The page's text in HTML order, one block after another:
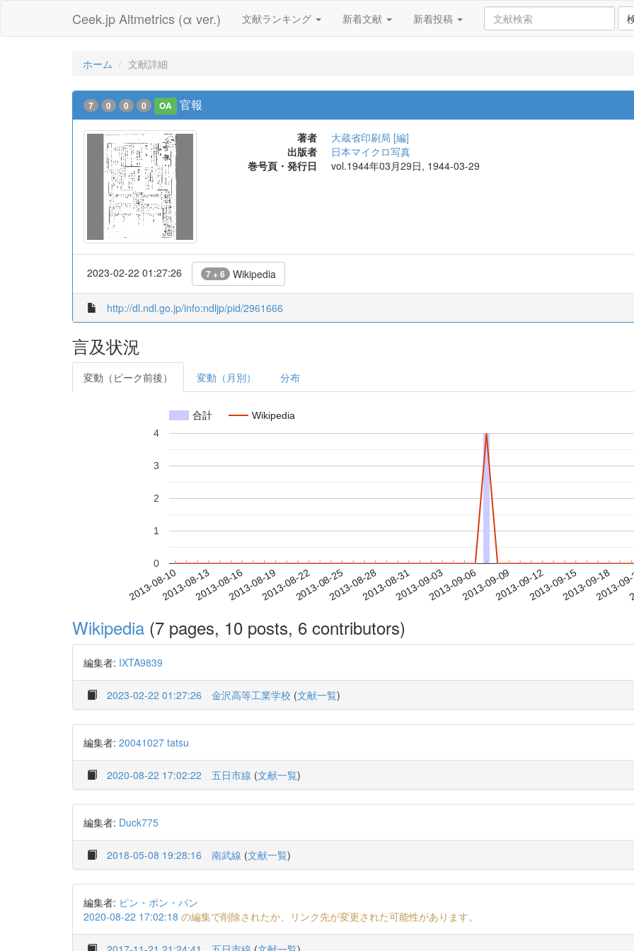
Ceek.jp Altmetrics (α ver.) 文献ランキング 新着文献 新着投稿
ホーム 文献詳細
7 0 0 0 OA 官報
著者
大蔵省印刷局 [編]
出版者
日本マイクロ写真
巻号頁・発行日
vol.1944年03月29日, 1944-03-29
2023-02-22 01:27:26 7 + 6 Wikipedia
http://dl.ndl.go.jp/info:ndljp/pid/2961666
言及状況
変動（ピーク前後） 変動（月別） 分布
合計 Wikipedia
2013-08-102013-08-132013-08-162013-08-192013-08-222013-08-252013-08-282013-08-312013-09-032013-09-062013-09-092013-09-122013-09-152013-09-18
2013-
0
1
2
3
4
Wikipedia (7 pages, 10 posts, 6 contributors)
編集者: IXTA9839
2023-02-22 01:27:26 金沢高等工業学校 (文献一覧)
編集者: 20041027 tatsu
2020-08-22 17:02:22 五日市線 (文献一覧)
編集者: Duck775
2018-05-08 19:28:16 南武線 (文献一覧)
編集者: ピン・ポン・パン
2020-08-22 17:02:18 の編集で削除されたか、リンク先が変更された可能性があります。